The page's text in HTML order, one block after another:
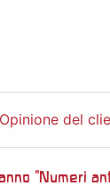
Opinione del
"Numeri